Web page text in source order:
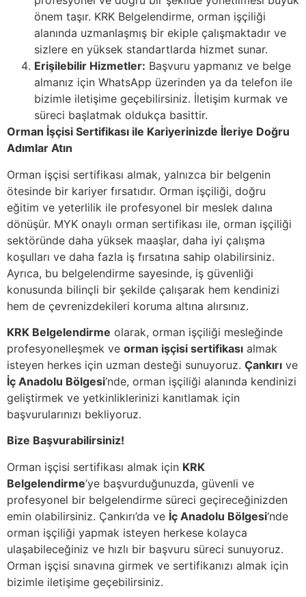
önem taşır. KRK Belgelendirme, orman işçiliği
alanında uzmanlaşmış bir ekiple çalışmaktadır ve
sizlere en yüksek standartlarda hizmet sunar.
Erişilebilir Hizmetler: Başvuru yapmanız ve belge
almanız için WhatsApp üzerinden ya da telefon ile
bizimle iletişime geçebilirsiniz. İletişim kurmak ve
süreci başlatmak oldukça basittir.
Orman İşçisi Sertifikası ile Kariyerinizde İleriye Doğru
Adımlar Atın
Orman işçisi sertifikası almak, yalnızca bir belgenin
ötesinde bir kariyer fırsatıdır. Orman işçiliği, doğru
eğitim ve yeterlilik ile profesyonel bir meslek dalına
dönüşür. MYK onaylı orman sertifikası ile, orman işçiliği
sektöründe daha yüksek maaşlar, daha iyi çalışma
koşulları ve daha fazla iş fırsatına sahip olabilirsiniz.
Ayrıca, bu belgelendirme sayesinde, iş güvenliği
konusunda bilinçli bir şekilde çalışarak hem kendinizi
hem de çevrenizdekileri koruma altına alırsınız.
KRK Belgelendirme olarak, orman işçiliği mesleğinde
profesyonelleşmek ve orman işçisi sertifikası almak
isteyen herkes için uzman desteği sunuyoruz. Çankırı ve
İç Anadolu Bölgesi‘nde, orman işçiliği alanında kendinizi
geliştirmek ve yetkinliklerinizi kanıtlamak için
başvurularınızı bekliyoruz.
Bize Başvurabilirsiniz!
Orman işçisi sertifikası almak için KRK
Belgelendirme’ye başvurduğunuzda, güvenli ve
profesyonel bir belgelendirme süreci geçireceğinizden
emin olabilirsiniz. Çankırı’da ve İç Anadolu Bölgesi‘nde
orman işçiliği yapmak isteyen herkese kolayca
ulaşabileceğiniz ve hızlı bir başvuru süreci sunuyoruz.
Orman işçisi sınavına girmek ve sertifikanızı almak için
bizimle iletişime geçebilirsiniz.